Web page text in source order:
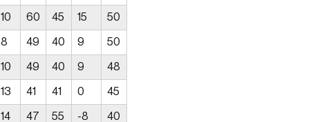
10 60 45 15 50
8 49 40 9 50
10 49 40 9 48
13 41 41 0 45
14 47 55 -8 40